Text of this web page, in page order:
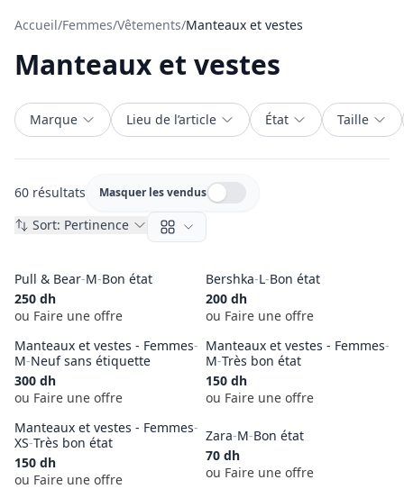
Accueil/Femmes/Vêtements/Manteaux et vestes
Manteaux et vestes
Marque Lieu de l’article État Taille
60 résultats Masquer les vendusMasquer les vendus
Sort: Pertinence
Pull & Bear-M-Bon état
250 dh
ou Faire une offre
Bershka-L-Bon état
200 dh
ou Faire une offre
Manteaux et vestes - Femmes-
M-Neuf sans étiquette
300 dh
ou Faire une offre
Manteaux et vestes - Femmes-
M-Très bon état
150 dh
ou Faire une offre
Manteaux et vestes - Femmes-
XS-Très bon état
150 dh
ou Faire une offre
Zara-M-Bon état
70 dh
ou Faire une offre